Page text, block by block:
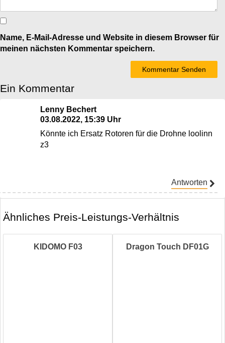
Name, E-Mail-Adresse und Website in diesem Browser für
meinen nächsten Kommentar speichern.
Ein Kommentar
Lenny Bechert
03.08.2022, 15:39 Uhr
Könnte ich Ersatz Rotoren für die Drohne loolinn
z3
Antworten
Ähnliches Preis-Leistungs-Verhältnis
KIDOMO F03 Dragon Touch DF01G